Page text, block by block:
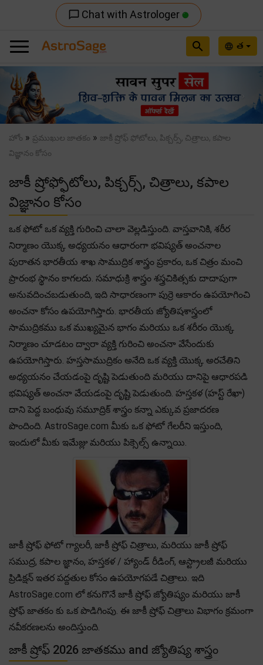
chat_bubble_outline Chat with Astrologer
language త
search
Previous
హోం » ప్రముఖుల జాతకం » జాకీ ష్రోఫ్ ఫోటోలు, పిక్చర్స్, చిత్రాలు, కపాల
విజ్ఞానం కోసం
జాకీ ష్రోఫ్ఫోటోలు, పిక్చర్స్, చిత్రాలు, కపాల
విజ్ఞానం కోసం
ఒక ఫోటో ఒక వ్యక్తి గురించి చాలా వెల్లడిస్తుంది. వాస్తవానికి, శరీర
నిర్మాణం యొక్క అధ్యయనం ఆధారంగా భవిష్యత్ అంచనాల
పురాతన భారతీయ శాఖ సాముద్రిక శాస్త్రం ప్రకారం, ఒక చిత్రం మంచి
ప్రారంభ స్థానం కాగలదు. సమాధుక్రి శాస్త్రం శస్త్రచికిత్సకు దాదాపుగా
అనువదించబడుతుంది, ఇది సాధారణంగా పుర్రె ఆకారం ఉపయోగించి
అంచనా కోసం ఉపయోగిస్తారు. భారతీయ జ్యోతిషశాస్త్రంలో
సాముద్రికము ఒక ముఖ్యమైన భాగం మరియు ఒక శరీరం యొక్క
నిర్మాణం చూడటం ద్వారా వ్యక్తి గురించి అంచనా వేసేందుకు
ఉపయోగిస్తారు. హస్తసాముద్రికం అనేది ఒక వ్యక్తి యొక్క అరచేతిని
అధ్యయనం చేయడంపై దృష్టి పెడుతుంది మరియు దానిపై ఆధారపడి
భవిష్యత్ అంచనా వేయడంపై దృష్టి పెడుతుంది. హస్తకళ (హస్ట్ రేఖా)
దాని పెద్ద బంధువు సమూద్రిక్ శాస్త్రం కన్నా ఎక్కువ ప్రజాదరణ
పొందింది. AstroSage.com మీకు ఒక ఫోటో గేలరీని ఇస్తుంది,
ఇందులో మీకు ఇమేజ్లు మరియు పిక్సెల్స్ ఉన్నాయి.
జాకీ ష్రోఫ్ ఫోటో గ్యాలరీ, జాకీ ష్రోఫ్ చిత్రాలు, మరియు జాకీ ష్రోఫ్
సముద్ర, కపాల జ్ఞానం, హస్తకళ / హ్యాండ్ రీడింగ్, ఆస్ట్రాలజీ మరియు
ప్రిడిక్షన్ ఇతర పద్దతుల కోసం ఉపయోగపడే చిత్రాలు. ఇది
AstroSage.com లో కనుగొనే జాకీ ష్రోఫ్ జ్యోతిష్యం మరియు జాకీ
ష్రోఫ్ జాతకం కు ఒక పొడిగింపు. ఈ జాకీ ష్రోఫ్ చిత్రాలు విభాగం క్రమంగా
నవీకరణలను అందిస్తుంది.
జాకీ ష్రోఫ్ 2026 జాతకము and జ్యోతిష్య శాస్త్రం